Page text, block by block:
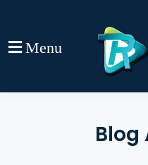
Menu
Blog